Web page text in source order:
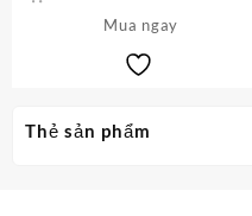
Thẻ sản phẩm
100.000,0₫.
Mua ngay